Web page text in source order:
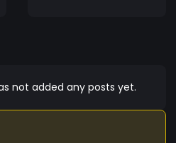
not added any posts yet.